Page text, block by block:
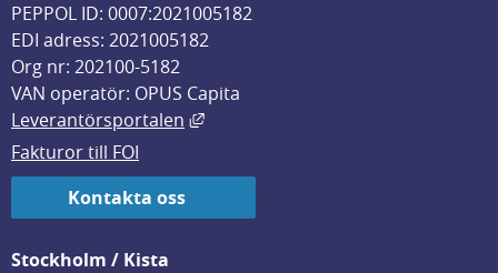
PEPPOL ID: 0007:2021005182
EDI adress: 2021005182
Org nr: 202100-5182
VAN operatör: OPUS Capita
Leverantörsportalen
Länk till annan webbplats, öppnas
Fakturor till FOI
Kontakta oss
Stockholm / Kista